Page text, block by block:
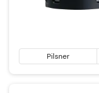
Pilsner